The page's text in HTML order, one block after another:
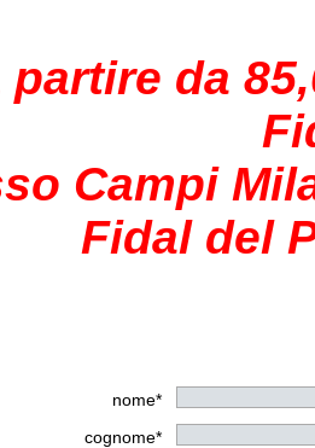
partire da
Campi
Fidal del
nome*
cognome*